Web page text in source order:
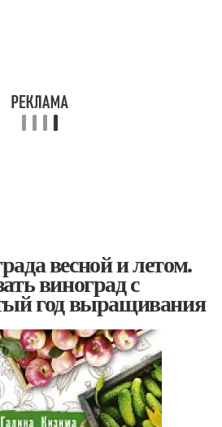
весной и летом.
виноград с
год выращивания